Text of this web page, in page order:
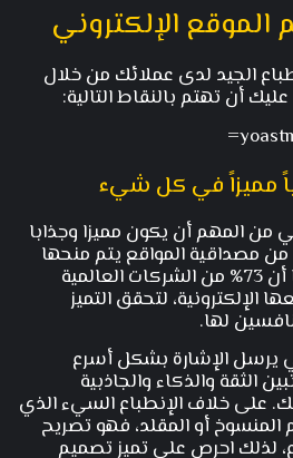
الإلكتروني
الجيد لدى عملائك من خلال
أن تهتم بالنقاط التالية:
مميزاً في كل شيء
من المهم أن يكون مميزا وجذابا
شيء، إذ إن 75% من مصداقية المواقع يتم منحها
على التصميم المميز. كما أن 73% من الشركات العالمية
لتحقق التميز
لها.
يرسل الإشارة بشكل أسرع
الثقة والذكاء والجاذبية
على خلاف الإنطباع السيء الذي
المنسوخ أو المقلد، فهو تصريح
لذلك احرص على تميز تصميم